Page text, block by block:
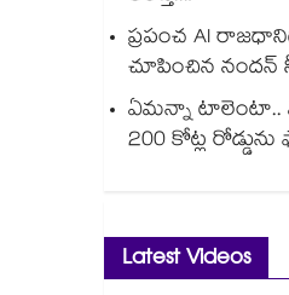
ప్రపంచ AI
చూపించిన నందన్
ఏమన్నా టాలెంటా..
200 కోట్ల రోడ్డును
Latest Videos